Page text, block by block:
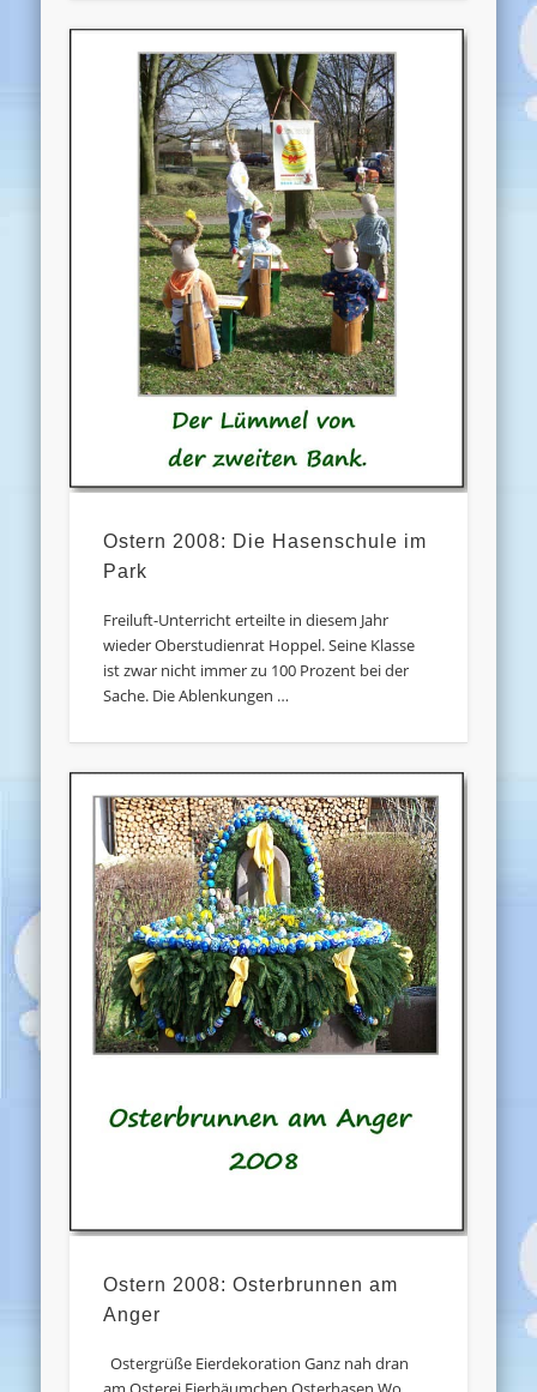
Ostern 2008: Die Hasenschule im
Park
Freiluft-Unterricht erteilte in diesem Jahr
wieder Oberstudienrat Hoppel. Seine Klasse
ist zwar nicht immer zu 100 Prozent bei der
Sache. Die Ablenkungen …
Ostern 2008: Osterbrunnen am
Anger
Ostergrüße Eierdekoration Ganz nah dran